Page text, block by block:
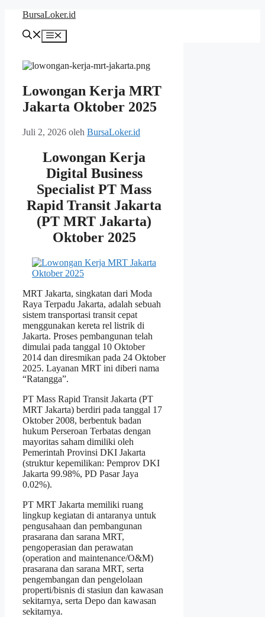
Langsung
BursaLoker.id
Menu
Lowongan Kerja MRT
Jakarta Oktober 2025
Juli 2, 2026 oleh BursaLoker.id
Lowongan Kerja
Digital Business
Specialist PT Mass
Rapid Transit Jakarta
(PT MRT Jakarta)
Oktober 2025
MRT Jakarta, singkatan dari Moda
Raya Terpadu Jakarta, adalah sebuah
sistem transportasi transit cepat
menggunakan kereta rel listrik di
Jakarta. Proses pembangunan telah
dimulai pada tanggal 10 Oktober
2014 dan diresmikan pada 24 Oktober
2025. Layanan MRT ini diberi nama
“Ratangga”.
PT Mass Rapid Transit Jakarta (PT
MRT Jakarta) berdiri pada tanggal 17
Oktober 2008, berbentuk badan
hukum Perseroan Terbatas dengan
mayoritas saham dimiliki oleh
Pemerintah Provinsi DKI Jakarta
(struktur kepemilikan: Pemprov DKI
Jakarta 99.98%, PD Pasar Jaya
0.02%).
PT MRT Jakarta memiliki ruang
lingkup kegiatan di antaranya untuk
pengusahaan dan pembangunan
prasarana dan sarana MRT,
pengoperasian dan perawatan
(operation and maintenance/O&M)
prasarana dan sarana MRT, serta
pengembangan dan pengelolaan
properti/bisnis di stasiun dan kawasan
sekitarnya, serta Depo dan kawasan
sekitarnya.